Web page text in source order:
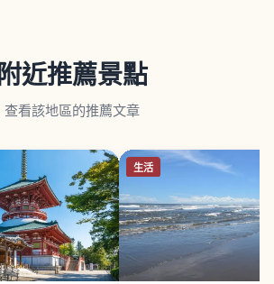
附近推薦景點
查看該地區的推薦文章
生活